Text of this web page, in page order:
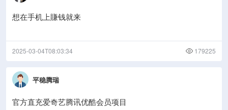
想在手机上賺钱就来
2025-03-04T08:03:34 179225
平稳腾瑞
官方直充爱奇艺腾讯优酷会员项目